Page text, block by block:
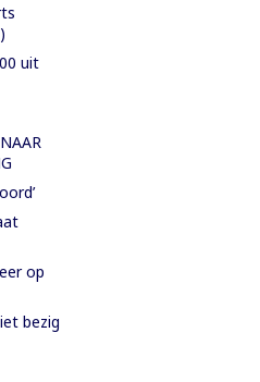
uit
op
bezig